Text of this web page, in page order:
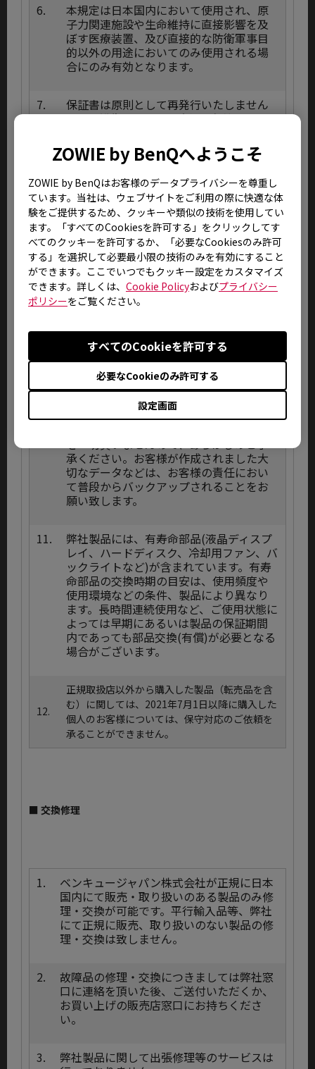
ZOWIE by BenQへようこそ
ZOWIE by BenQはお客様のデータプライバシーを尊重し
ています。当社は、ウェブサイトをご利用の際に快適な体
験をご提供するため、クッキーや類似の技術を使用してい
ます。「すべてのCookiesを許可する」をクリックしてす
べてのクッキーを許可するか、「必要なCookiesのみ許可
する」を選択して必要最小限の技術のみを有効にすること
ができます。ここでいつでもクッキー設定をカスタマイズ
できます。詳しくは、 Cookie Policyおよびプライバシー
ポリシーをご覧ください。
設定画面
必要なCookieのみ許可する
すべてのCookieを許可する
6.
本規定は日本国内において使用され、原
子力関連施設や生命維持に直接影響を及
ぼす医療装置、及び直接的な防衛軍事目
的以外の用途においてのみ使用される場
合にのみ有効となります。
7.
保証書は原則として再発行いたしません
ので、紛失しないよう大切に保管してく
理上ご返却致しませんのであらかじめご
了承ください。
9.
液晶パネルは極めて精密度の高い技術で
製造されておりますが、製造上の物理的
な限界により、画面中に常時点灯、ある
いは不点灯の画素(ドット抜け)が発生する
場合がございます。これは弊社規定内品質
として出荷させていただいておりますの
ております。
誤動作や故障、または修理の際には、本
体の記憶装置に記録されたお客様のデー
タやインストールされたアプリケーショ
ンが消去される場合がありますが、これ
承ください。お客様が作成されました大
切なデータなどは、お客様の責任におい
て普段からバックアップされることをお
願い致します。
11.
弊社製品には、有寿命部品(液晶ディスプ
レイ、ハードディスク、冷却用ファン、バ
ックライトなど)が含まれています。有寿
命部品の交換時期の目安は、使用頻度や
使用環境などの条件、製品により異なり
ます。長時間連続使用など、ご使用状態に
よっては早期にあるいは製品の保証期間
内であっても部品交換(有償)が必要となる
場合がございます。
12.
正規取扱店以外から購入した製品（転売品を含
む）に関しては、2021年7月1日以降に購入した
個人のお客様については、保守対応のご依頼を
承ることができません。
■ 交換修理
1.
ベンキュージャパン株式会社が正規に日本
国内にて販売・取り扱いのある製品のみ修
理・交換が可能です。平行輸入品等、弊社
にて正規に販売、取り扱いのない製品の修
理・交換は致しません。
2.
故障品の修理・交換につきましては弊社窓
口に連絡を頂いた後、ご送付いただくか、
お買い上げの販売店窓口にお持ちくださ
い。
3.
弊社製品に関して出張修理等のサービスは